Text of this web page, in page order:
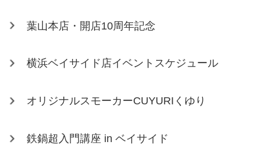
葉山本店・開店10周年記念
横浜ベイサイド店イベントスケジュール
オリジナルスモーカーCUYURIくゆり
鉄鍋超入門講座 in ベイサイド